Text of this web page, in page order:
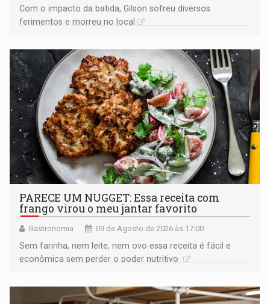
​Com o impacto da batida, Gilson sofreu diversos
ferimentos e morreu no local
PARECE UM NUGGET: Essa receita com
frango virou o meu jantar favorito
Gastronomia 09 de Agosto de 2026 às 17:00
Sem farinha, nem leite, nem ovo essa receita é fácil e
econômica sem perder o poder nutritivo